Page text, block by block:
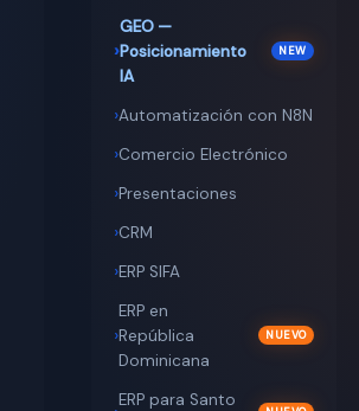
GEO —
Posicionamiento
IA
Automatización con N8N
Comercio Electrónico
Presentaciones
CRM
ERP SIFA
ERP en
República
Dominicana
ERP para Santo